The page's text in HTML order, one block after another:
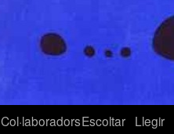
Col·laboradorsEscoltar Llegir